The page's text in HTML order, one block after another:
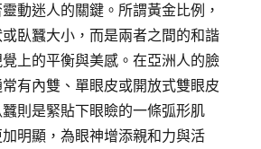
動迷人的關鍵。所謂黃金比例，
臥蠶大小，而是兩者之間的和諧
上的平衡與美感。在亞洲人的臉
有內雙、單眼皮或開放式雙眼皮
則是緊貼下眼瞼的一條弧形肌
明顯，為眼神增添親和力與活